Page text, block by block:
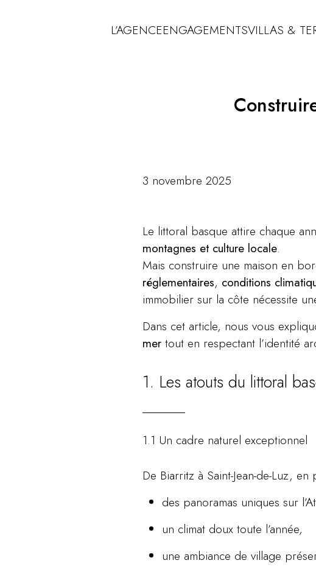
L’AGENCEENGAGEMENTSVILLAS &
3 novembre 2025
Le littoral basque attire chaque
montagnes et culture locale.
Mais construire une maison en
réglementaires, conditions
immobilier sur la côte nécessite
Dans cet article, nous vous
mer tout en respectant l’identité
1. Les atouts du littoral
1.1 Un cadre naturel exceptionnel
De Biarritz à Saint-Jean-de-Luz,
des panoramas uniques sur
un climat doux toute l’année,
une ambiance de village